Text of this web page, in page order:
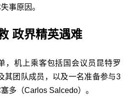
事原因。
政界精英遇难
，机上乘客包括国会议员昆特罗
其团队成员，以及一名准备参与3
多（Carlos Salcedo）。